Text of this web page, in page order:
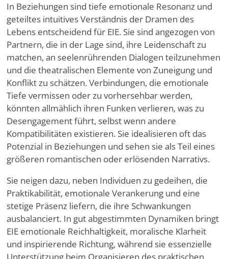
In Beziehungen sind tiefe emotionale Resonanz und
geteiltes intuitives Verständnis der Dramen des
Lebens entscheidend für EIE. Sie sind angezogen von
Partnern, die in der Lage sind, ihre Leidenschaft zu
matchen, an seelenrührenden Dialogen teilzunehmen
und die theatralischen Elemente von Zuneigung und
Konflikt zu schätzen. Verbindungen, die emotionale
Tiefe vermissen oder zu vorhersehbar werden,
könnten allmählich ihren Funken verlieren, was zu
Desengagement führt, selbst wenn andere
Kompatibilitäten existieren. Sie idealisieren oft das
Potenzial in Beziehungen und sehen sie als Teil eines
größeren romantischen oder erlösenden Narrativs.
Sie neigen dazu, neben Individuen zu gedeihen, die
Praktikabilität, emotionale Verankerung und eine
stetige Präsenz liefern, die ihre Schwankungen
ausbalanciert. In gut abgestimmten Dynamiken bringt
EIE emotionale Reichhaltigkeit, moralische Klarheit
und inspirierende Richtung, während sie essenzielle